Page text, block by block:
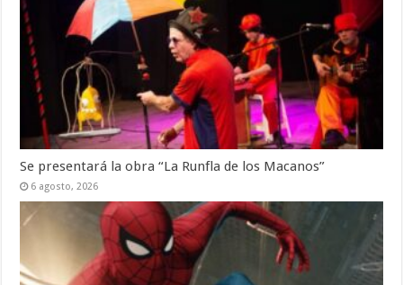
Se presentará la obra “La Runfla de los Macanos”
6 agosto, 2026